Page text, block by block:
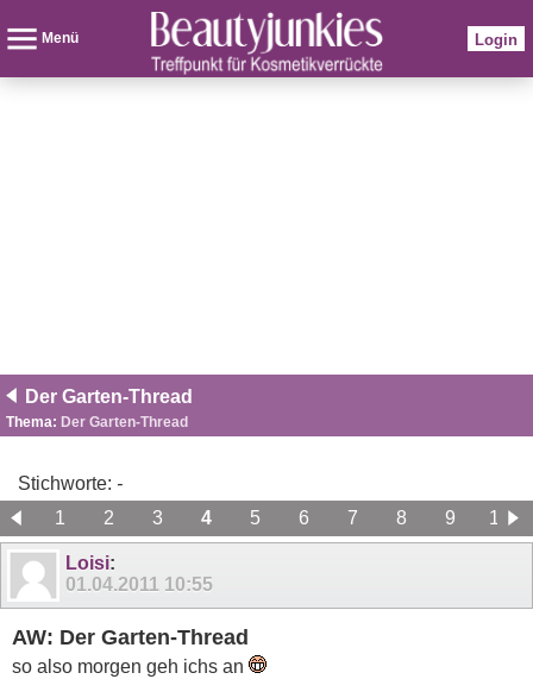
Menü Login
Der Garten-Thread
Thema: Der Garten-Thread
Stichworte: -
1
2 3 4 5 6 7 8 9
10
11
12
Loisi:
01.04.2011 10:55
AW: Der Garten-Thread
so also morgen geh ichs an